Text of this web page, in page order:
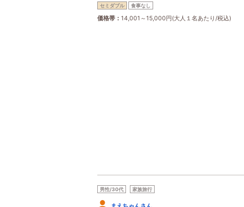
セミダブル 食事なし
価格帯 14,001～15,000円(大人１名あたり/税込)
男性/30代 家族旅行